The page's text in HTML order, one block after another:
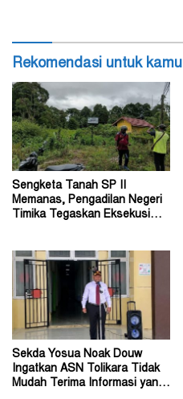
Rekomendasi untuk kamu
Sengketa Tanah SP II
Memanas, Pengadilan Negeri
Timika Tegaskan Eksekusi
Sekda Yosua Noak Douw
Ingatkan ASN Tolikara Tidak
Mudah Terima Informasi yang